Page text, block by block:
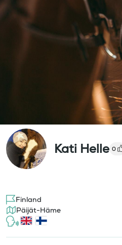
Kati Helle 0
Finland
Päijät-Häme